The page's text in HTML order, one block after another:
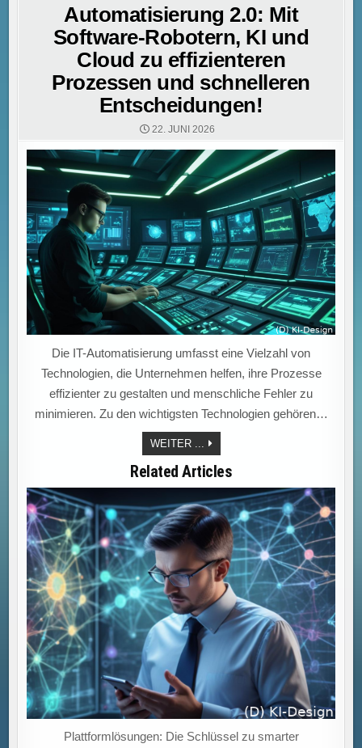
Automatisierung 2.0: Mit
Software-Robotern, KI und
Cloud zu effizienteren
Prozessen und schnelleren
Entscheidungen!
22. JUNI 2026
Die IT-Automatisierung umfasst eine Vielzahl von
Technologien, die Unternehmen helfen, ihre Prozesse
effizienter zu gestalten und menschliche Fehler zu
minimieren. Zu den wichtigsten Technologien gehören…
WEITER ... AUTOMATISIERUNG
2.0:
MIT
SOFTWARE-
ROBOTERN,
UND
CLOUD
ZU
EFFIZIENTEREN
PROZESSEN
UND
SCHNELLEREN
ENTSCHEIDUNGEN!
Related Articles
Plattformlösungen: Die Schlüssel zu smarter